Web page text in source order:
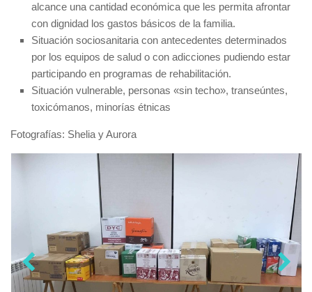
alcance una cantidad económica que les permita afrontar
con dignidad los gastos básicos de la familia.
Situación sociosanitaria con antecedentes determinados
por los equipos de salud o con adicciones pudiendo estar
participando en programas de rehabilitación.
Situación vulnerable, personas «sin techo», transeúntes,
toxicómanos, minorías étnicas
Fotografías: Shelia y Aurora